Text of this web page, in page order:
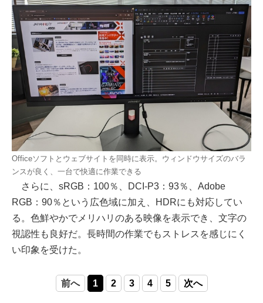
Officeソフトとウェブサイトを同時に表示。ウィンドウサイズのバラ
ンスが良く、一台で快適に作業できる
さらに、sRGB：100％、DCI-P3：93％、Adobe
RGB：90％という広色域に加え、HDRにも対応してい
る。色鮮やかでメリハリのある映像を表示でき、文字の
視認性も良好だ。長時間の作業でもストレスを感じにく
い印象を受けた。
前へ 1 2 3 4 5 次へ